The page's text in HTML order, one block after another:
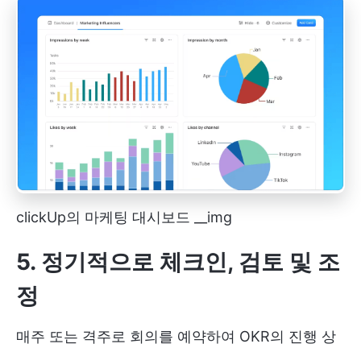
clickUp의 마케팅 대시보드 __img
5. 정기적으로 체크인, 검토 및 조
정
매주 또는 격주로 회의를 예약하여 OKR의 진행 상